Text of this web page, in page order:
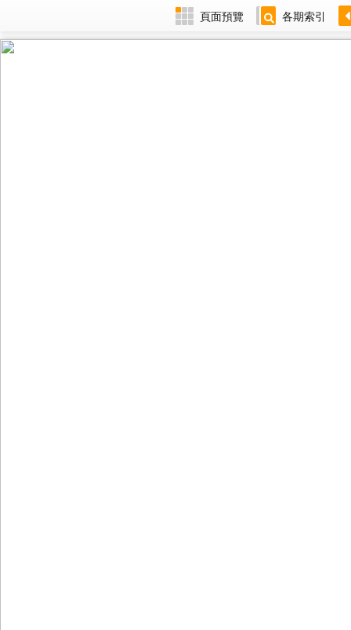
頁面預覽 各期索引